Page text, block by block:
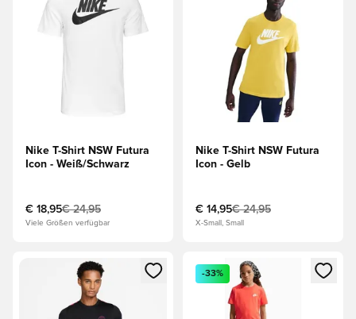
Nike T-Shirt NSW Futura
Icon - Weiß/Schwarz
€ 18,95€ 24,95
Viele Größen verfügbar
Nike T-Shirt NSW Futura
Icon - Gelb
€ 14,95€ 24,95
X-Small, Small
Öffnet ein Fenster zum Anmelden oder Registrieren als
Öffnet ein Fenster zum
-33%